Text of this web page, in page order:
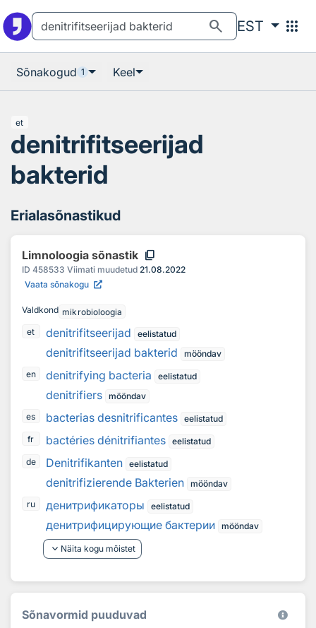
search EST apps
Sõnakogud 1 Keel
et
denitrifitseerijad
bakterid
Erialasõnastikud
Limnoloogia sõnastik content_copy
ID 458533 Viimati muudetud 21.08.2022
Vaata sõnakogu
Valdkond mikrobioloogia
et
denitrifitseerijad eelistatud
denitrifitseerijad bakterid
mööndav
en
denitrifying bacteria eelistatud
denitrifiers mööndav
es
bacterias desnitrificantes eelistatud
fr
bactéries dénitrifiantes eelistatud
de
Denitrifikanten eelistatud
denitrifizierende Bakterien mööndav
ru
денитрификаторы eelistatud
денитрифицирующие бактерии mööndav
keyboard_arrow_down Näita kogu mõistet
Sõnavormid puuduvad